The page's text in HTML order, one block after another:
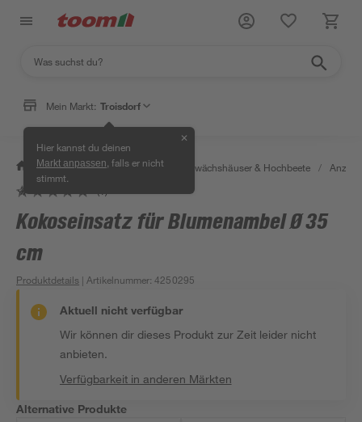
Mein Markt: Troisdorf
Hier kannst du deinen
Markt anpassen , falls er nicht
stimmt.
✕
/ Garten & Freizeit / Anzucht, Gewächshäuser & Hochbeete /
Kokoseinsatz für Blumenambel Ø 35
cm
Produktdetails | Artikelnummer:4250295
Aktuell nicht verfügbar
Wir können dir dieses Produkt zur Zeit leider nicht
anbieten.
Verfügbarkeit in anderen Märkten
Alternative Produkte